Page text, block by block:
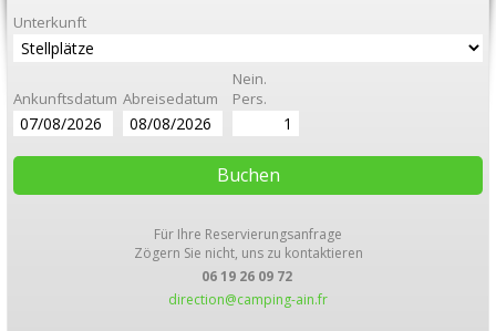
Unterkunft
Ankunftsdatum Abreisedatum
Nein.
Pers.
Für Ihre Reservierungsanfrage
Zögern Sie nicht, uns zu kontaktieren
06 19 26 09 72
direction@camping-ain.fr